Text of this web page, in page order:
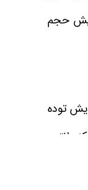
حجم
توده